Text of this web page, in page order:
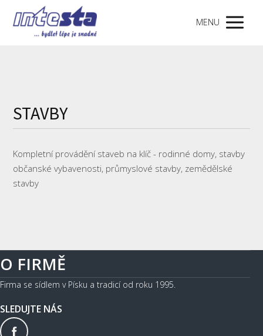
MENU
STAVBY
Kompletní provádění staveb na klíč - rodinné domy, stavby
občanské vybavenosti, průmyslové stavby, zemědělské
stavby
O FIRMĚ
Firma se sídlem v Písku a tradicí od roku 1995.
SLEDUJTE NÁS